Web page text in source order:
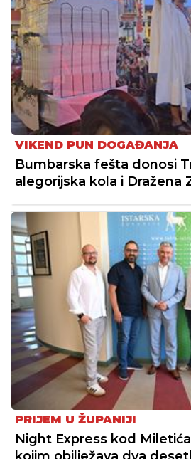
VIKEND PUN DOGAĐANJA
Bumbarska fešta donosi
alegorijska kola i Dražena
PRIJEM U ŽUPANIJI
Night Express kod